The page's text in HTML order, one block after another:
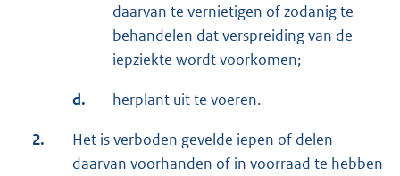
daarvan te vernietigen of zodanig te
behandelen dat verspreiding van de
iepziekte wordt voorkomen;
d. herplant uit te voeren.
2.
Het is verboden gevelde iepen of delen
daarvan voorhanden of in voorraad te hebben